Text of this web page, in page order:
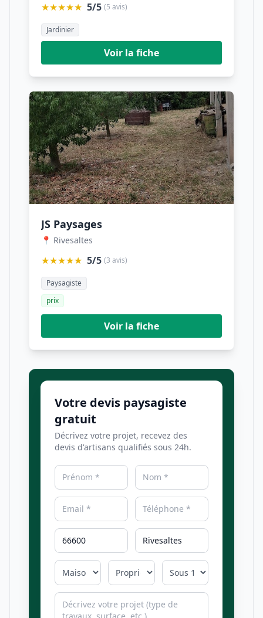
★★★★★ 5/5 (5 avis)
Jardinier
Voir la fiche
JS Paysages
📍 Rivesaltes
★★★★★ 5/5 (3 avis)
Paysagiste
prix
Voir la fiche
Votre devis paysagiste
gratuit
Décrivez votre projet, recevez des
devis d'artisans qualifiés sous 24h.